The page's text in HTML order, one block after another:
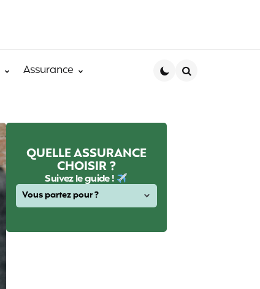
Assurance
QUELLE ASSURANCE
CHOISIR ?
Suivez le guide !